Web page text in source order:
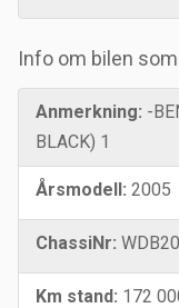
Info om bilen
Anmerkning: -
BLACK) 1
Årsmodell: 2005
ChassiNr:
Km stand: 172